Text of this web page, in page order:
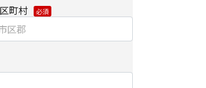
預託する場合は、適切な機密
社からのお問い合わせ対応/各
がございます。
町村